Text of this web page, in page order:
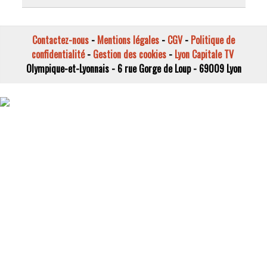
Contactez-nous - Mentions légales - CGV- Politique de
confidentialité- Gestion des cookies- Lyon Capitale TV
Olympique-et-Lyonnais - 6 rue Gorge de Loup - 69009 Lyon